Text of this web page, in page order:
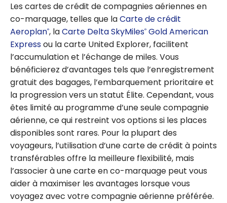
transférables :
pourquoi ils
sont essentiels
+ répertoire
complet des
partenaires
Les cartes de crédit de compagnies aériennes en
co-marquage, telles que laCarte de crédit
Aeroplan®, laCarte Delta SkyMiles® Gold American
Expressou la carte United Explorer, facilitent
l’accumulation et l’échange de miles. Vous
bénéficierez d’avantages tels que l’enregistrement
gratuit des bagages, l’embarquement prioritaire et
la progression vers un statut Élite. Cependant, vous
êtes limité au programme d’une seule compagnie
aérienne, ce qui restreint vos options si les places
disponibles sont rares. Pour la plupart des
voyageurs, l’utilisation d’une carte de crédit à points
transférables offre la meilleure flexibilité, mais
l’associer à une carte en co-marquage peut vous
aider à maximiser les avantages lorsque vous
voyagez avec votre compagnie aérienne préférée.